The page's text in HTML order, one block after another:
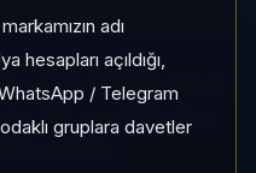
adı
hesapları açıldığı,
/ Telegram
gruplara davetler
1 ayda %-8,71, son 3
SAT sinyaliyle hisse
sunulur.